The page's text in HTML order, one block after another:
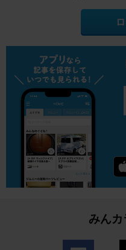
みん